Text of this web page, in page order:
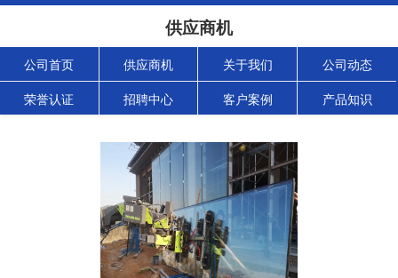
供应商机
公司首页 供应商机 关于我们 公司动态
荣誉认证 招聘中心 客户案例 产品知识